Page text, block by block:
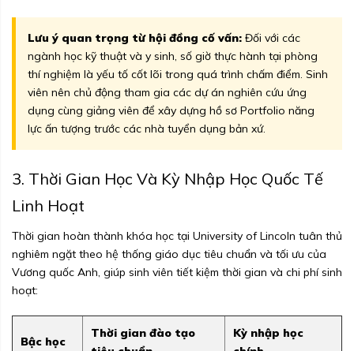
Lưu ý quan trọng từ hội đồng cố vấn: Đối với các
ngành học kỹ thuật và y sinh, số giờ thực hành tại phòng
thí nghiệm là yếu tố cốt lõi trong quá trình chấm điểm. Sinh
viên nên chủ động tham gia các dự án nghiên cứu ứng
dụng cùng giảng viên để xây dựng hồ sơ Portfolio năng
lực ấn tượng trước các nhà tuyển dụng bản xứ.
3. Thời Gian Học Và Kỳ Nhập Học Quốc Tế
Linh Hoạt
Thời gian hoàn thành khóa học tại University of Lincoln tuân thủ
nghiêm ngặt theo hệ thống giáo dục tiêu chuẩn và tối ưu của
Vương quốc Anh, giúp sinh viên tiết kiệm thời gian và chi phí sinh
hoạt:
Bậc học
Thời gian đào tạo
Kỳ nhập học